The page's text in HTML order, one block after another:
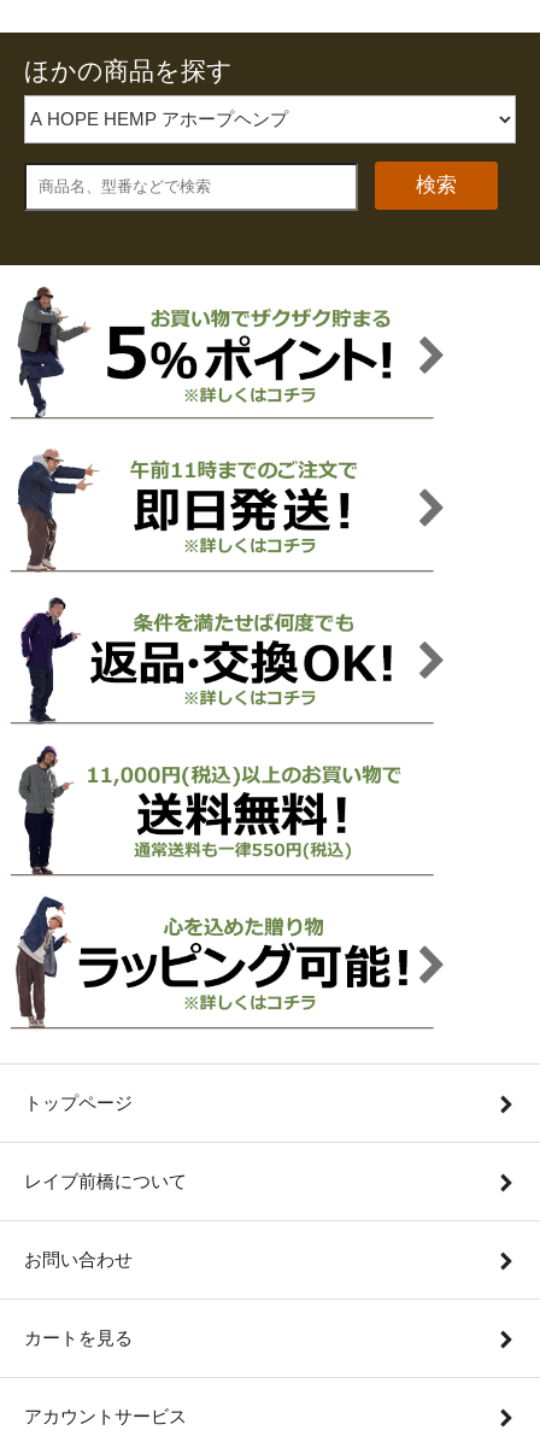
ほかの商品を探す
検索
トップページ
レイブ前橋について
お問い合わせ
カートを見る
アカウントサービス